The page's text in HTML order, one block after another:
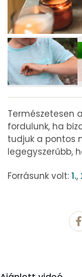
Természetesen
fordulunk, ha
tudjuk a pontos
legegyszerűbb,
Forrásunk volt: 1.,